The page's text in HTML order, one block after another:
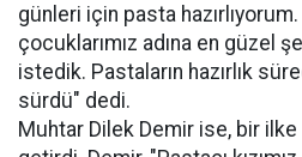
günleri için pasta
çocuklarımız adına en güzel
istedik. Pastaların hazırlık
sürdü" dedi.
Muhtar Dilek Demir ise, bir ilke